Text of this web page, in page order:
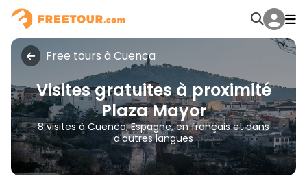
Free tours à Cuenca
Visites gratuites à proximité
Plaza Mayor
8 visites à Cuenca, Espagne, en français et dans
d'autres langues